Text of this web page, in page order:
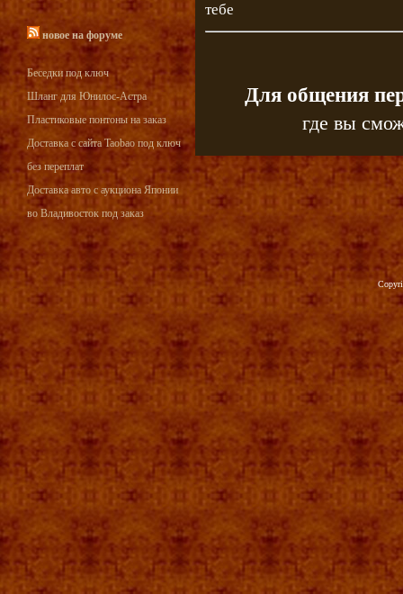
новое на форуме
Беседки под ключ
Шланг для Юнилос-Астра
Пластиковые понтоны на заказ
Доставка с сайта Taobao под ключ
без переплат
Доставка авто с аукциона Японии
во Владивосток под заказ
тебе
Для общения
где вы